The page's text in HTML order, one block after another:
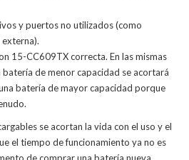
y puertos no utilizados (como
15-CC609TX correcta. En las mismas
batería de menor capacidad se acortará
batería de mayor capacidad porque
se acortan la vida con el uso y el
el tiempo de funcionamiento ya no es